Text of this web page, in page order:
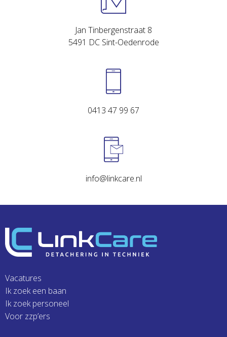
Jan Tinbergenstraat 8
5491 DC Sint-Oedenrode
0413 47 99 67
info@linkcare.nl
Vacatures
Ik zoek een baan
Ik zoek personeel
Voor zzp’ers